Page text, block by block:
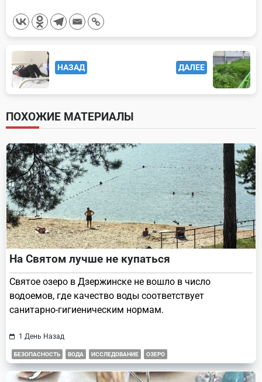
<span
class="nav-
subtitle
screen-
reader-
text">Page</span>
НАЗАД ДАЛЕЕ
ПОХОЖИЕ МАТЕРИАЛЫ
На Святом лучше не купаться
Святое озеро в Дзержинске не вошло в число
водоемов, где качество воды соответствует
санитарно-гигиеническим нормам.
1 День Назад
БЕЗОПАСНОСТЬ ВОДА ИССЛЕДОВАНИЕ ОЗЕРО